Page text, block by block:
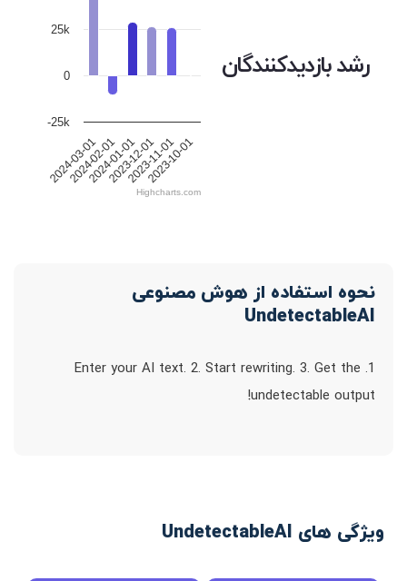
رشد بازدیدکنندگان
2024-03-01
2024-02-01
2024-01-01
2023-12-01
2023-11-01
2023-10-01
0
-25k
25k
Highcharts.com
نحوه استفاده از هوش مصنوعی
UndetectableAI
1. Enter your AI text. 2. Start rewriting. 3. Get the
undetectable output!
ویژگی های UndetectableAI